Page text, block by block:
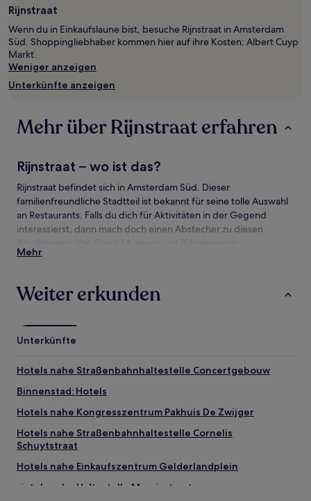
mit
1 Übernachtung
von
2 Erwachsenen
gefunden
wurde.
Preise
können
sich
können
zusätzliche
Bedingungen
gelten.
Rijnstraat
Wenn du in Einkaufslaune bist, besuche Rijnstraat in Amsterdam
Süd. Shoppingliebhaber kommen hier auf ihre Kosten: Albert Cuyp
Markt.
Weniger anzeigen
Unterkünfte anzeigen
Mehr über Rijnstraat erfahren
Rijnstraat – wo ist das?
Rijnstraat befindet sich in Amsterdam Süd. Dieser
familienfreundliche Stadtteil ist bekannt für seine tolle Auswahl
an Restaurants. Falls du dich für Aktivitäten in der Gegend
interessierst, dann mach doch einen Abstecher zu diesen
Rijnstraat
Dam
Amstel Business Park
Magere Brug
Aktivitäten nahe Rijnstraat
Van Gogh Museum
Rijksmuseum
Albert Cuyp Markt
Heineken Experience
Mehr
Weiter erkunden
Unterkünfte
Hotels nahe Straßenbahnhaltestelle Concertgebouw
Binnenstad: Hotels
Hotels nahe Kongresszentrum Pakhuis De Zwijger
Hotels nahe Straßenbahnhaltestelle Cornelis
Schuytstraat
Hotels nahe Einkaufszentrum Gelderlandplein
Hotels nahe Haltestelle Marnixstraat